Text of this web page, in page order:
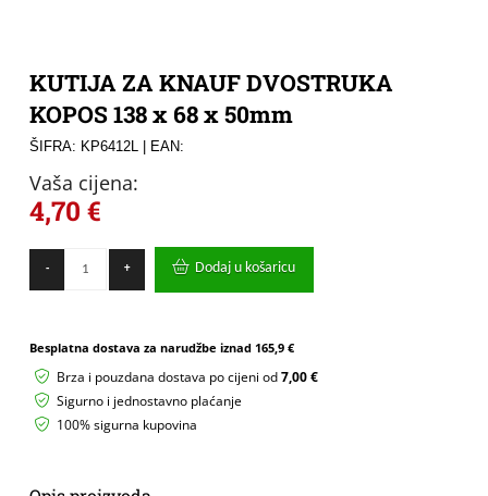
KUTIJA ZA KNAUF DVOSTRUKA
KOPOS 138 x 68 x 50mm
ŠIFRA: KP6412L | EAN:
Vaša cijena:
4,70 €
-
KNAUF
138
x
50mm
+ Dodaj u košaricu
Besplatna dostava za narudžbe iznad 165,9 €
Brza i pouzdana dostava po cijeni od7,00 €
Sigurno i jednostavno plaćanje
100% sigurna kupovina